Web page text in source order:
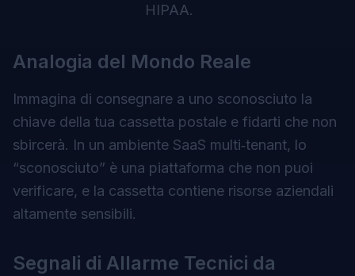
HIPAA.
Analogia del Mondo Reale
Immagina di consegnare a uno sconosciuto la
chiave della tua cassetta postale e fidarti che non
sbircerà. In un ambiente SaaS multi‑tenant, lo
“sconosciuto” è una piattaforma che non puoi
verificare, e la cassetta contiene risorse aziendali
altamente sensibili.
Segnali di Allarme Tecnici da